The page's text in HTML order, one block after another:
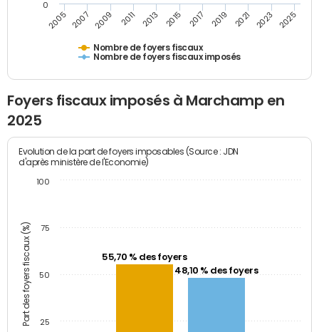
Nombre de foyers fiscaux
Nombre de foyers fiscaux imposés
2005 2007 2009 2011 2013 2015 2017 2019 2021 2023 2025
0
Foyers fiscaux imposés à Marchamp en
2025
Part des foyers fiscaux (%)
Evolution de la part de foyers imposables (Source : JDN
d'après ministère de l'Economie)
55,70 % des foyers
48,10 % des foyers
25
50
75
100